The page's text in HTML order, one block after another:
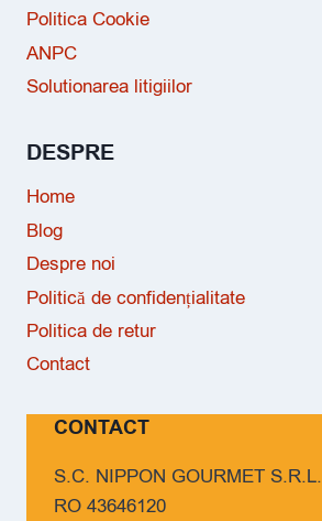
Politica Cookie
ANPC
Solutionarea litigiilor
DESPRE
Home
Blog
Despre noi
Politică de confidențialitate
Politica de retur
Contact
CONTACT
S.C. NIPPON GOURMET S.R.L.
RO 43646120